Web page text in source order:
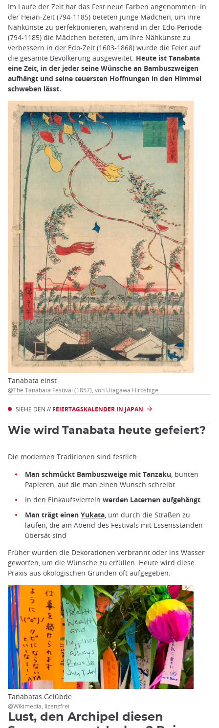
Im Laufe der Zeit hat das Fest neue Farben angenommen: In
der Heian-Zeit (794-1185) beteten junge Mädchen, um ihre
Nähkünste zu perfektionieren, während in der Edo-Periode
(794-1185) die Mädchen beteten, um ihre Nähkünste zu
verbessern in der Edo-Zeit (1603-1868) wurde die Feier auf
die gesamte Bevölkerung ausgeweitet. Heute ist Tanabata
eine Zeit, in der jeder seine Wünsche an Bambuszweigen
aufhängt und seine teuersten Hoffnungen in den Himmel
schweben lässt.
Tanabata einst
@The Tanabata Festival (1857), von Utagawa Hiroshige
SIEHE DEN // FEIERTAGSKALENDER IN JAPAN
Wie wird Tanabata heute gefeiert?
Die modernen Traditionen sind festlich:
Man schmückt Bambuszweige mit Tanzaku , bunten
Papieren, auf die man einen Wunsch schreibt
In den Einkaufsvierteln werden Laternen aufgehängt
Man trägt einen Yukata , um durch die Straßen zu
laufen, die am Abend des Festivals mit Essensständen
übersät sind
Früher wurden die Dekorationen verbrannt oder ins Wasser
geworfen, um die Wünsche zu erfüllen. Heute wird diese
Praxis aus ökologischen Gründen oft aufgegeben.
Tanabatas Gelübde
@Wikimedia, lizenzfrei
Lust, den Archipel diesen